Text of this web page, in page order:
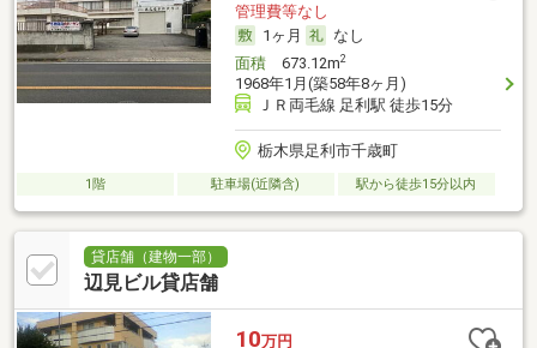
管理費等なし
1ヶ月
なし
面積673.12m2
1968年1月(築58年8ヶ月)
ＪＲ両毛線 足利駅 徒歩15分
栃木県足利市千歳町
1階 駐車場(近隣含) 駅から徒歩15分以内
貸店舗（建物一部）
辺見ビル貸店舗
10万円